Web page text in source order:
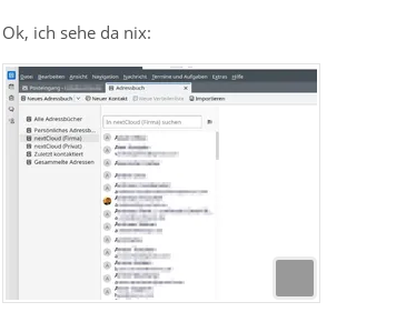
Ok, ich sehe da nix: